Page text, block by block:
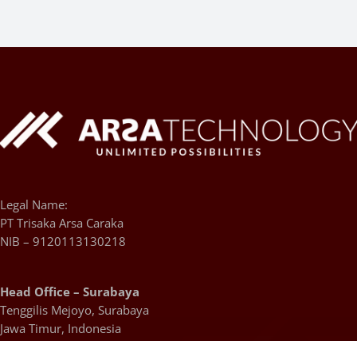
Legal Name:
PT Trisaka Arsa Caraka
NIB – 9120113130218
Head Office – Surabaya
Tenggilis Mejoyo, Surabaya
Jawa Timur, Indonesia